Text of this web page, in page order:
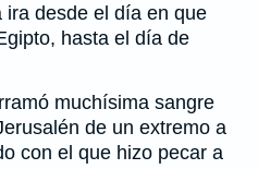
desde el día en que
hasta el día de
muchísima sangre
de un extremo a
con el que hizo pecar a